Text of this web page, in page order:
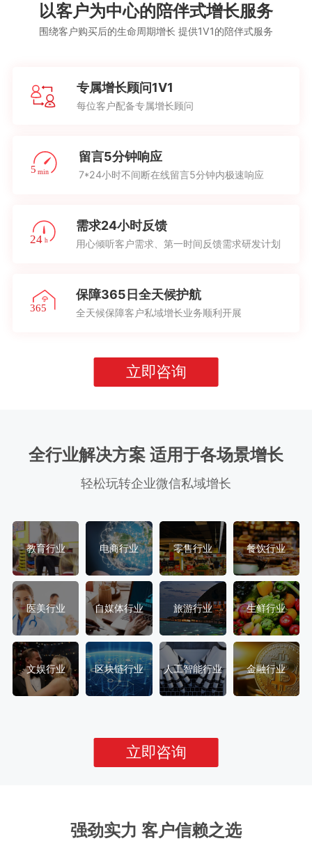
以客户为中心的陪伴式增长服务
围绕客户购买后的生命周期增长 提供1V1的陪伴式服务
专属增长顾问1V1
每位客户配备专属增长顾问
留言5分钟响应
7*24小时不间断在线留言5分钟内极速响应
需求24小时反馈
用心倾听客户需求、第一时间反馈需求研发计划
保障365日全天候护航
全天候保障客户私域增长业务顺利开展
立即咨询
全行业解决方案 适用于各场景增长
轻松玩转企业微信私域增长
教育行业 电商行业 零售行业 餐饮行业
医美行业 自媒体行业 旅游行业 生鲜行业
文娱行业 区块链行业 人工智能行业 金融行业
立即咨询
强劲实力 客户信赖之选